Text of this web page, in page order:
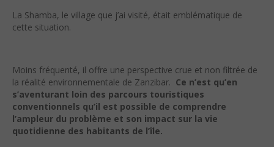
La Shamba, le village que j’ai visité, était emblématique de
cette situation.
Moins fréquenté, il offre une perspective crue et non filtrée de
la réalité environnementale de Zanzibar. Ce n’est qu’en
s’aventurant loin des parcours touristiques
conventionnels qu’il est possible de comprendre
l’ampleur du problème et son impact sur la vie
quotidienne des habitants de l’île.